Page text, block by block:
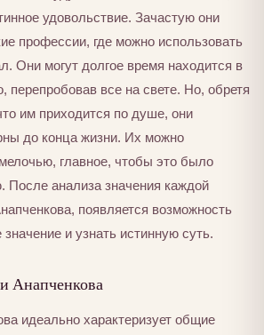
удовольствие. Зачастую они
профессии, где можно использовать
Они могут долгое время находится в
перепробовав все на свете. Но, обретя
им приходится по душе, они
до конца жизни. Их можно
главное, чтобы это было
После анализа значения каждой
появляется возможность
и узнать истинную суть.
Анапченкова
идеально характеризует общие